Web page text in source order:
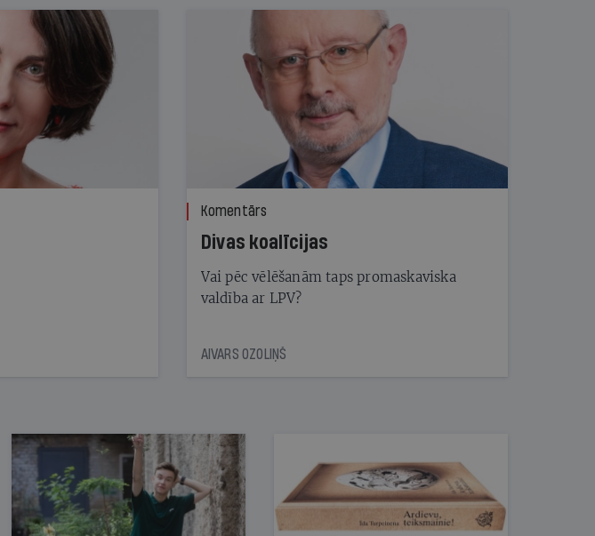
Komentārs
Divas koalīcijas
Vai pēc vēlēšanām taps promaskaviska
valdība ar LPV?
AIVARS OZOLIŅŠ